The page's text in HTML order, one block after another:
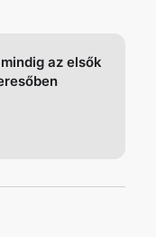
az elsők